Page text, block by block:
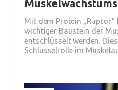
Mit dem Protein „Raptor“
wichtiger Baustein der
entschlüsselt werden.
Schlüsselrolle im